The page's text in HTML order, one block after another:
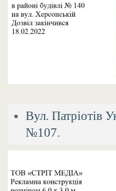
Вул. Патріотів
№107.